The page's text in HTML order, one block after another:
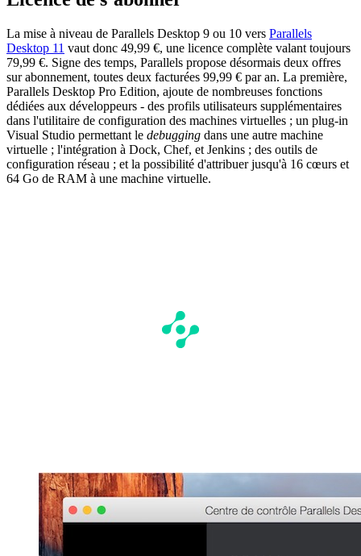
La mise à niveau de Parallels Desktop 9 ou 10 vers Parallels
Desktop 11 vaut donc 49,99 €, une licence complète valant toujours
79,99 €. Signe des temps, Parallels propose désormais deux offres
sur abonnement, toutes deux facturées 99,99 € par an. La première,
Parallels Desktop Pro Edition, ajoute de nombreuses fonctions
dédiées aux développeurs - des profils utilisateurs supplémentaires
dans l'utilitaire de configuration des machines virtuelles ; un plug-in
Visual Studio permettant le debugging dans une autre machine
virtuelle ; l'intégration à Dock, Chef, et Jenkins ; des outils de
configuration réseau ; et la possibilité d'attribuer jusqu'à 16 cœurs et
64 Go de RAM à une machine virtuelle.